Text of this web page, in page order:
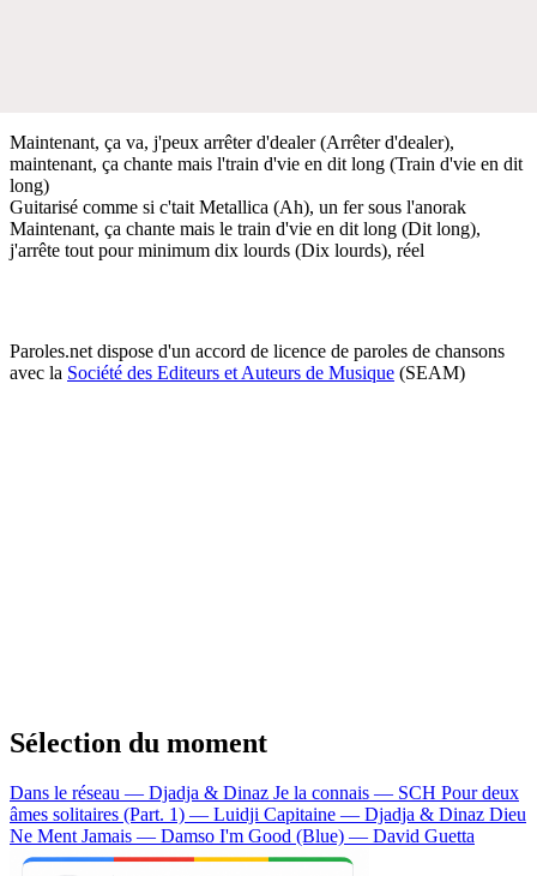
Maintenant, ça va, j'peux arrêter d'dealer (Arrêter d'dealer),
maintenant, ça chante mais l'train d'vie en dit long (Train d'vie en dit
long)
Guitarisé comme si c'tait Metallica (Ah), un fer sous l'anorak
Maintenant, ça chante mais le train d'vie en dit long (Dit long),
j'arrête tout pour minimum dix lourds (Dix lourds), réel
Paroles.net dispose d'un accord de licence de paroles de chansons
avec la Société des Editeurs et Auteurs de Musique (SEAM)
Sélection du moment
Dans le réseau — Djadja & Dinaz Je la connais — SCH Pour deux
âmes solitaires (Part. 1) — Luidji Capitaine — Djadja & Dinaz Dieu
Ne Ment Jamais — Damso I'm Good (Blue) — David Guetta